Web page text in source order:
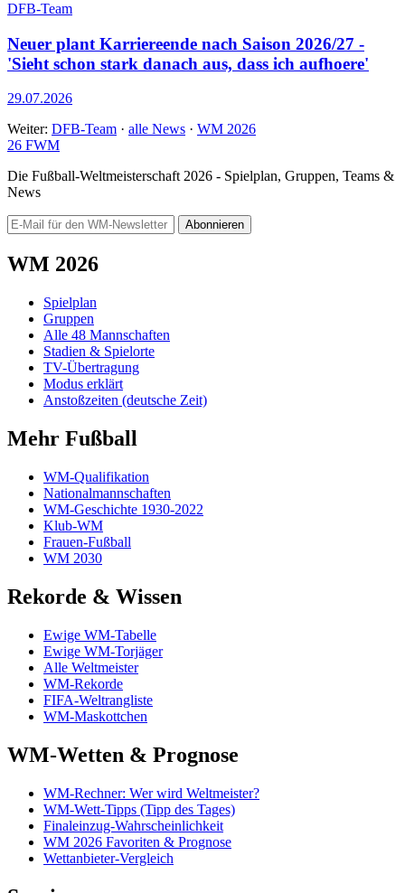
DFB-Team
Neuer plant Karriereende nach Saison 2026/27 -
'Sieht schon stark danach aus, dass ich aufhoere'
29.07.2026
Weiter: DFB-Team · alle News · WM 2026
26 FWM
Die Fußball-Weltmeisterschaft 2026 - Spielplan, Gruppen, Teams &
News
Abonnieren
WM 2026
Spielplan
Gruppen
Alle 48 Mannschaften
Stadien & Spielorte
TV-Übertragung
Modus erklärt
Anstoßzeiten (deutsche Zeit)
Mehr Fußball
WM-Qualifikation
Nationalmannschaften
WM-Geschichte 1930-2022
Klub-WM
Frauen-Fußball
WM 2030
Rekorde & Wissen
Ewige WM-Tabelle
Ewige WM-Torjäger
Alle Weltmeister
WM-Rekorde
FIFA-Weltrangliste
WM-Maskottchen
WM-Wetten & Prognose
WM-Rechner: Wer wird Weltmeister?
WM-Wett-Tipps (Tipp des Tages)
Finaleinzug-Wahrscheinlichkeit
WM 2026 Favoriten & Prognose
Wettanbieter-Vergleich